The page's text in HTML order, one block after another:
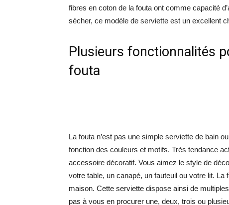
fibres en coton de la fouta ont comme capacité
sécher, ce modèle de serviette est un excellent
Plusieurs fonctionnalités
fouta
La fouta n’est pas une simple serviette de bain
fonction des couleurs et motifs. Très tendance
accessoire décoratif. Vous aimez le style de
votre table, un canapé, un fauteuil ou votre lit.
maison. Cette serviette dispose ainsi de
pas à vous en procurer une, deux, trois ou